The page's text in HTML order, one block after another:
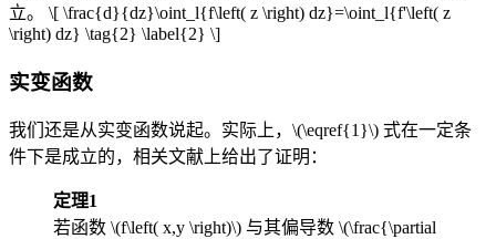
立。 \[ \frac{d}{dz}\oint_l{f\left( z \right) dz}=\oint_l{f'\left( z
\right) dz} \tag{2} \label{2} \]
实变函数
我们还是从实变函数说起。实际上， \(\eqref{1}\) 式在一定条
件下是成立的，相关文献上给出了证明：
定理1
若函数 \(f\left( x,y \right)\) 与其偏导数 \(\frac{\partial